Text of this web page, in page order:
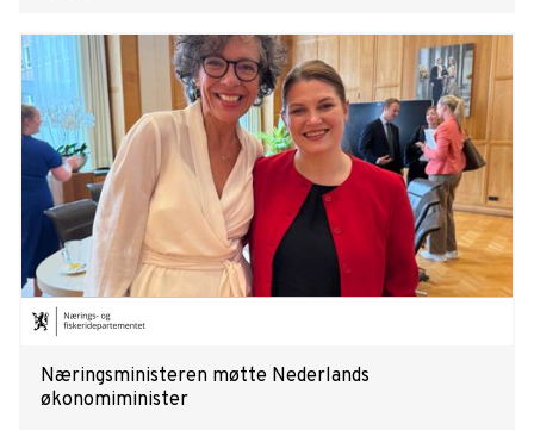
Næringsministeren møtte Nederlands
økonomiminister